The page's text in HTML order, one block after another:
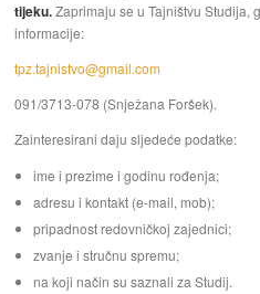
tijeku.Zaprimaju se u Tajništvu Studija,
informacije:
tpz.tajnistvo@gmail.com
091/3713-078 (Snježana Foršek).
Zainteresirani daju sljedeće podatke:
ime i prezime i godinu rođenja;
adresu i kontakt (e-mail, mob);
pripadnost redovničkoj zajednici;
zvanje i stručnu spremu;
na koji način su saznali za Studij.